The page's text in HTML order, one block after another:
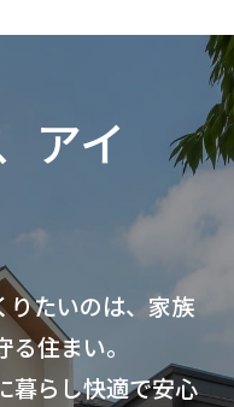
アイ
りたいのは、家族
住まい。
暮らし快適で安心